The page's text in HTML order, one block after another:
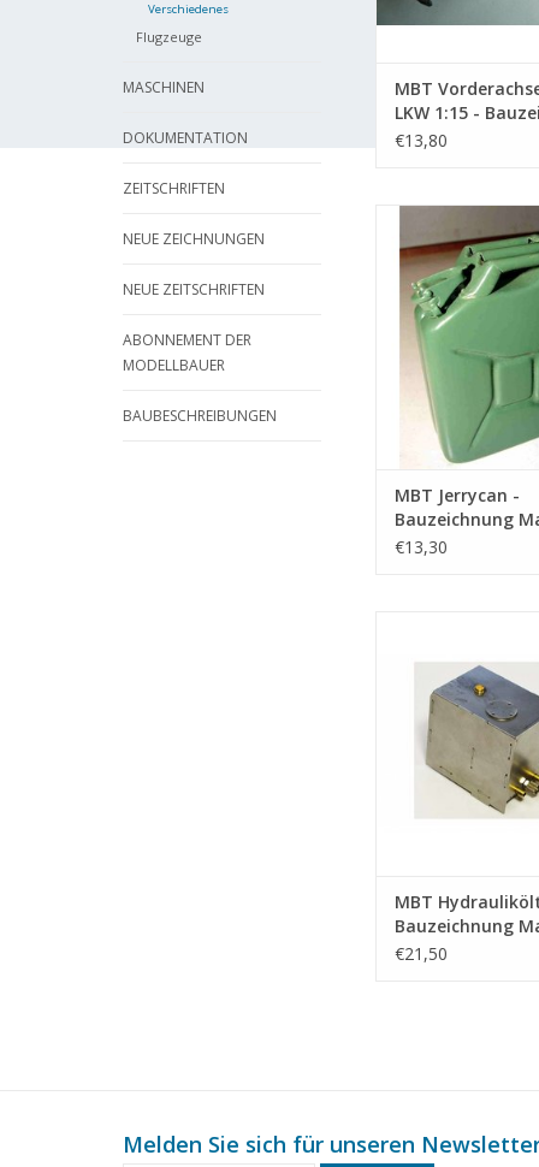
Verschiedenes
Flugzeuge
MASCHINEN
DOKUMENTATION
ZEITSCHRIFTEN
NEUE ZEICHNUNGEN
NEUE ZEITSCHRIFTEN
ABONNEMENT DER
MODELLBAUER
BAUBESCHREIBUNGEN
MBT
LKW 1:15 -
Maßstab 1 : XX
€13,80
Maßstab 1 : XX
ZUM WARENKORB
MBT Jerrycan -
Bauzeichnung
: XX (40.06.001)
€13,30
ZUM WARENKORB
MBT
Bauzeichnung
: XX (40.05.002)
€21,50
Melden Sie sich für unseren